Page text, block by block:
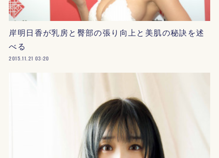
岸明日香が乳房と臀部の張り向上と美肌の秘訣を述
べる
2015.11.21 03:20